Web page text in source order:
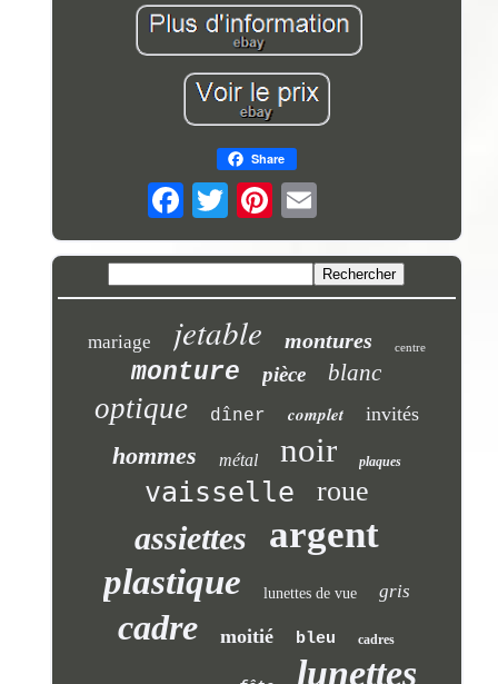
Share
mariage jetable montures centre
monture pièce blanc
optique dîner complet invités
hommes métal noir plaques
vaisselle roue
assiettes argent
plastique lunettes de vue gris
cadre moitié bleu cadres
lunettes